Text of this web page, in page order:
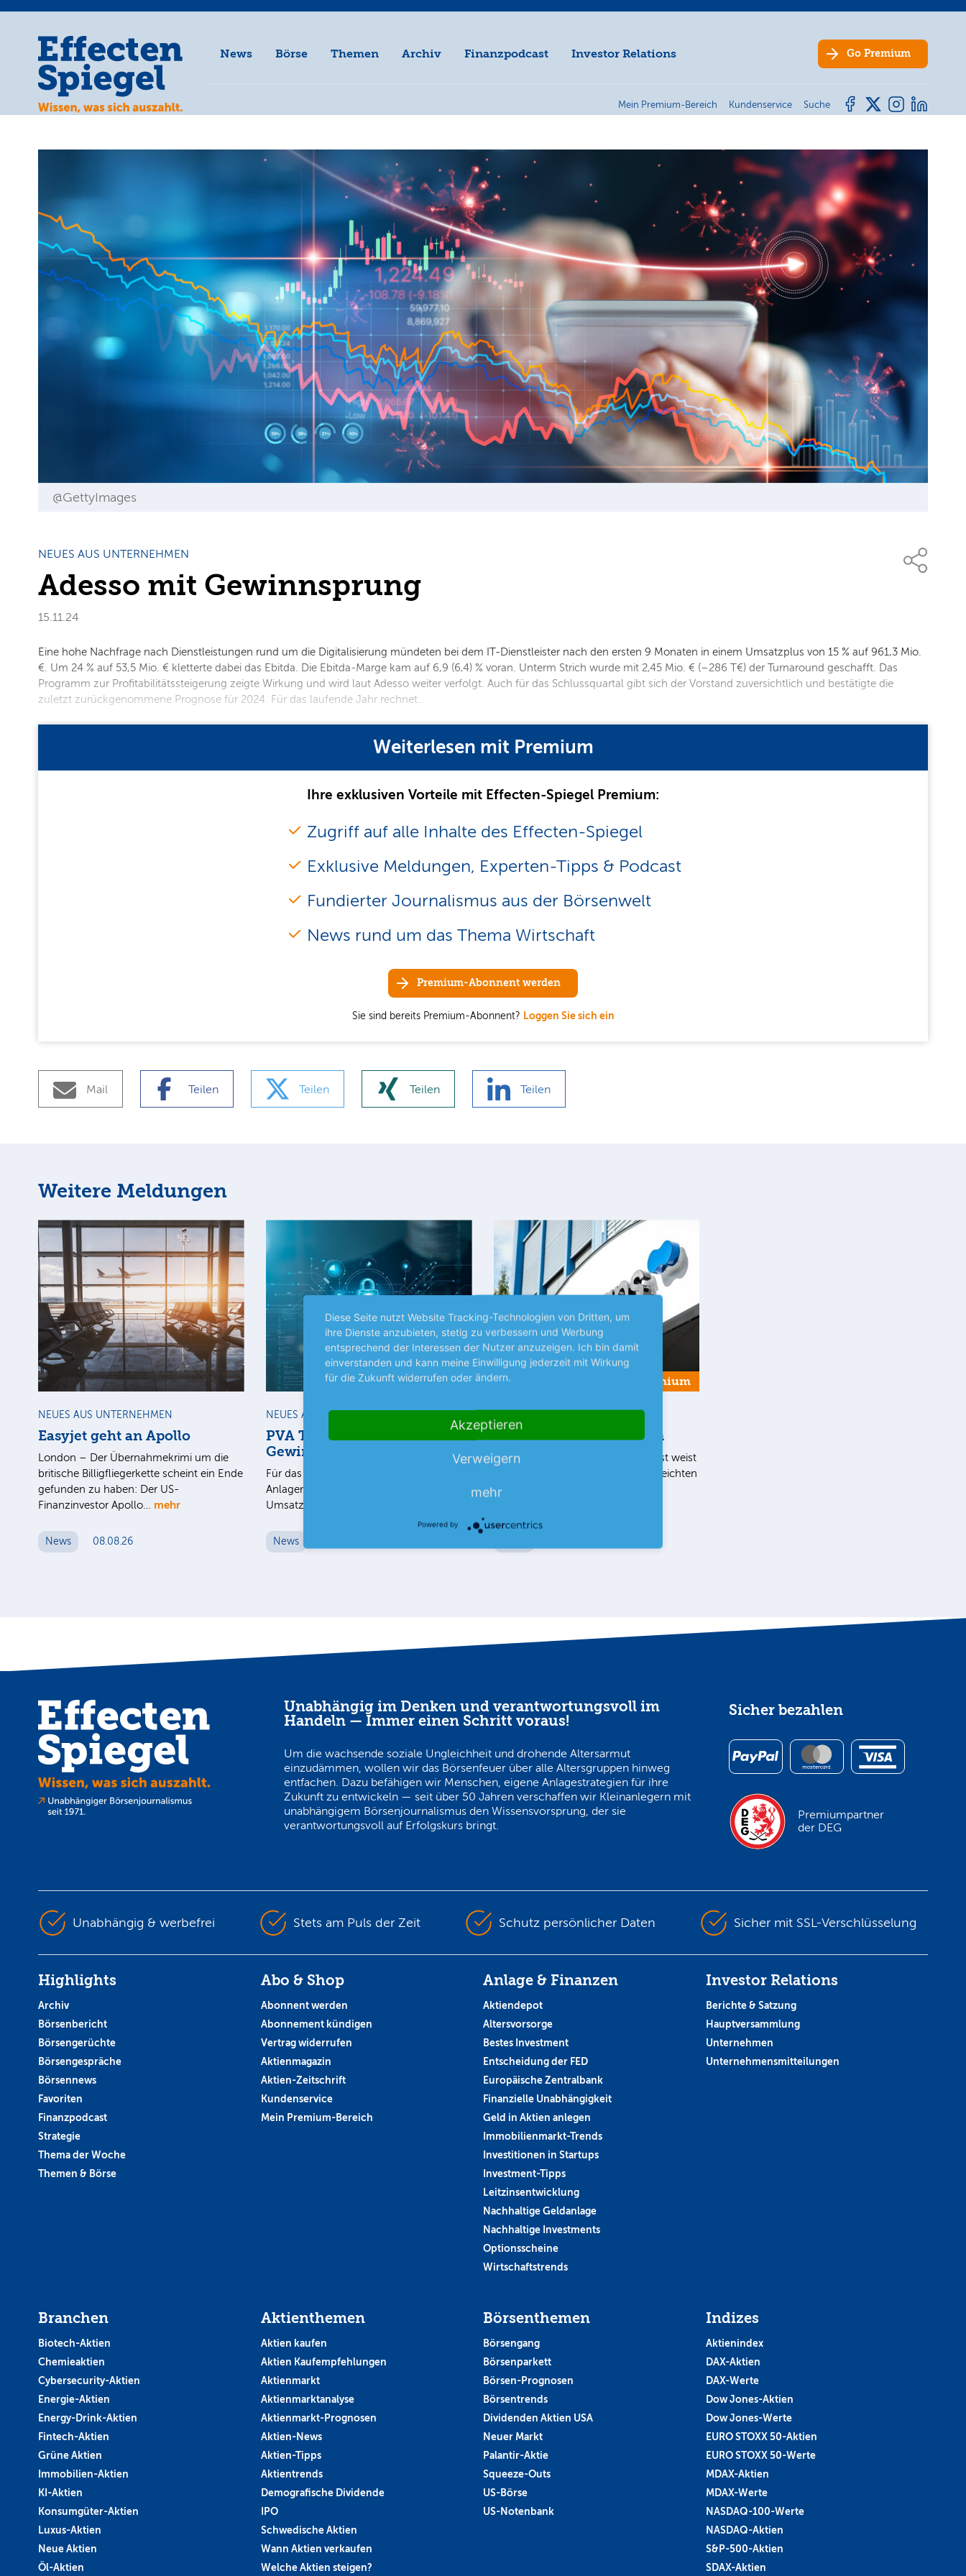
News Börse Themen Archiv Finanzpodcast Investor Relations Go Premium
Mein Premium-Bereich Kundenservice Suche
@GettyImages
NEUES AUS UNTERNEHMEN
Adesso mit Gewinnsprung
15.11.24
Eine hohe Nachfrage nach Dienstleistungen rund um die Digitalisierung mündeten bei dem IT-Dienstleister nach den ersten 9 Monaten in einem Umsatzplus von 15 % auf 961,3 Mio.
€. Um 24 % auf 53,5 Mio. € kletterte dabei das Ebitda. Die Ebitda-Marge kam auf 6,9 (6,4) % voran. Unterm Strich wurde mit 2,45 Mio. € (–286 T€) der Turnaround geschafft. Das
Programm zur Profitabilitätssteigerung zeigte Wirkung und wird laut Adesso weiter verfolgt. Auch für das Schlussquartal gibt sich der Vorstand zuversichtlich und bestätigte die
zuletzt zurückgenommene Prognose für 2024. Für das laufende Jahr rechnet…
Weiterlesen mit Premium
Ihre exklusiven Vorteile mit Effecten-Spiegel Premium:
Zugriff auf alle Inhalte des Effecten-Spiegel
Exklusive Meldungen, Experten-Tipps & Podcast
Fundierter Journalismus aus der Börsenwelt
News rund um das Thema Wirtschaft
Premium-Abonnent werden
Sie sind bereits Premium-Abonnent? Loggen Sie sich ein
Mail Teilen Teilen Teilen Teilen
Weitere Meldungen
NEUES AUS UNTERNEHMEN
Easyjet geht an Apollo
London – Der Übernahmekrimi um die
britische Billigfliegerkette scheint ein Ende
gefunden zu haben: Der US-
Finanzinvestor Apollo… mehr
News 08.08.26
NEUES AUS UNTERNEHMEN
PVA Tepla mit
Gewinneinbruch
Für das 1. Halbjahr weist der Hightech-
Anlagenbauer einen nahezu konstanten
Umsatz aus.
News
Premium
technotrans kann liefern
Der Thermomanagement-Spezialist weist
für die ersten 6 Monate mit einen leichten
Umsatzrückgang aus.
Unabhängig im Denken und verantwortungsvoll im
Handeln — Immer einen Schritt voraus!
Um die wachsende soziale Ungleichheit und drohende Altersarmut
einzudämmen, wollen wir das Börsenfeuer über alle Altersgruppen hinweg
entfachen. Dazu befähigen wir Menschen, eigene Anlagestrategien für ihre
Zukunft zu entwickeln — seit über 50 Jahren verschaffen wir Kleinanlegern mit
unabhängigem Börsenjournalismus den Wissensvorsprung, der sie
verantwortungsvoll auf Erfolgskurs bringt.
Sicher bezahlen
Premiumpartner
der DEG
Unabhängig & werbefrei Stets am Puls der Zeit Schutz persönlicher Daten Sicher mit SSL-Verschlüsselung
Highlights
Archiv
Börsenbericht
Börsengerüchte
Börsengespräche
Börsennews
Favoriten
Finanzpodcast
Strategie
Thema der Woche
Themen & Börse
Abo & Shop
Abonnent werden
Abonnement kündigen
Vertrag widerrufen
Aktienmagazin
Aktien-Zeitschrift
Kundenservice
Mein Premium-Bereich
Anlage & Finanzen
Aktiendepot
Altersvorsorge
Bestes Investment
Entscheidung der FED
Europäische Zentralbank
Finanzielle Unabhängigkeit
Geld in Aktien anlegen
Immobilienmarkt-Trends
Investitionen in Startups
Investment-Tipps
Leitzinsentwicklung
Nachhaltige Geldanlage
Nachhaltige Investments
Optionsscheine
Wirtschaftstrends
Investor Relations
Berichte & Satzung
Hauptversammlung
Unternehmen
Unternehmensmitteilungen
Branchen
Biotech-Aktien
Chemieaktien
Cybersecurity-Aktien
Energie-Aktien
Energy-Drink-Aktien
Fintech-Aktien
Grüne Aktien
Immobilien-Aktien
KI-Aktien
Konsumgüter-Aktien
Luxus-Aktien
Neue Aktien
Öl-Aktien
Aktienthemen
Aktien kaufen
Aktien Kaufempfehlungen
Aktienmarkt
Aktienmarktanalyse
Aktienmarkt-Prognosen
Aktien-News
Aktien-Tipps
Aktientrends
Demografische Dividende
IPO
Schwedische Aktien
Wann Aktien verkaufen
Welche Aktien steigen?
Börsenthemen
Börsengang
Börsenparkett
Börsen-Prognosen
Börsentrends
Dividenden Aktien USA
Neuer Markt
Palantir-Aktie
Squeeze-Outs
US-Börse
US-Notenbank
Indizes
Aktienindex
DAX-Aktien
DAX-Werte
Dow Jones-Aktien
Dow Jones-Werte
EURO STOXX 50-Aktien
EURO STOXX 50-Werte
MDAX-Aktien
MDAX-Werte
NASDAQ-100-Werte
NASDAQ-Aktien
S&P-500-Aktien
SDAX-Aktien
Diese Seite nutzt Website Tracking-Technologien von Dritten, um
ihre Dienste anzubieten, stetig zu verbessern und Werbung
entsprechend der Interessen der Nutzer anzuzeigen. Ich bin damit
einverstanden und kann meine Einwilligung jederzeit mit Wirkung
für die Zukunft widerrufen oder ändern.
Akzeptieren
Verweigern
mehr
Powered by